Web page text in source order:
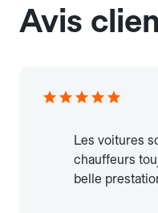
Avis
Les voitures
chauffeurs
belle